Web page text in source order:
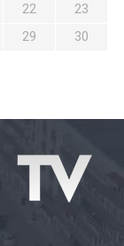
22
23
29
30